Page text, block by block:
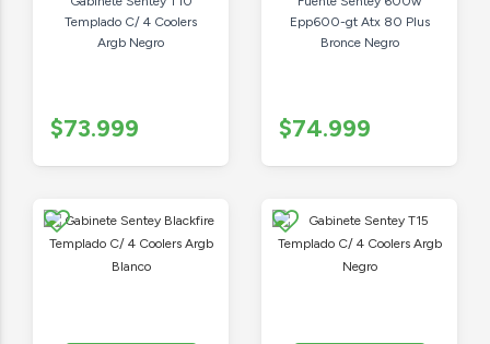
Templado C/ 4 Coolers
Argb Negro
$73.999
Epp600-gt Atx 80 Plus
Bronce Negro
$74.999